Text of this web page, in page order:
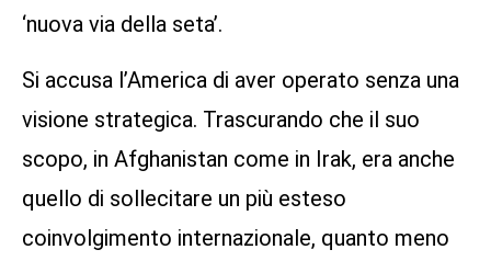
‘nuova via della seta’.
Si accusa l’America di aver operato senza una
visione strategica. Trascurando che il suo
scopo, in Afghanistan come in Irak, era anche
quello di sollecitare un più esteso
coinvolgimento internazionale, quanto meno